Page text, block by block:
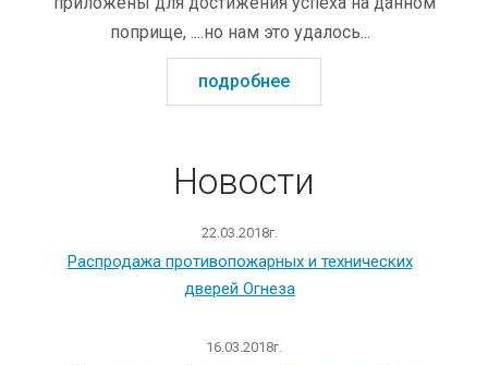
поприще, ....но нам это удалось...
подробнее
Новости
22.03.2018г.
Распродажа противопожарных и технических
дверей Огнеза
16.03.2018г.